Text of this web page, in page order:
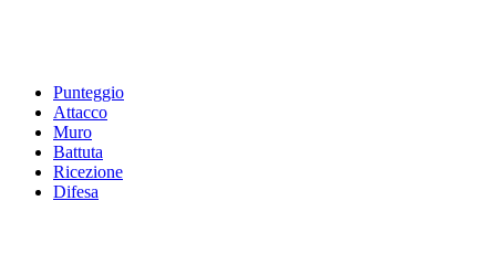
Punteggio
Attacco
Muro
Battuta
Ricezione
Difesa